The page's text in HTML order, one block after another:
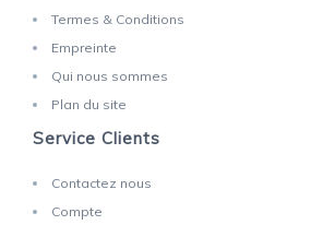
Termes & Conditions
Empreinte
Qui nous sommes
Plan du site
Service Clients
Contactez nous
Compte